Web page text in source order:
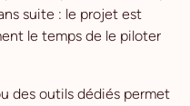
suite : le projet est
le temps de le piloter
des outils dédiés permet